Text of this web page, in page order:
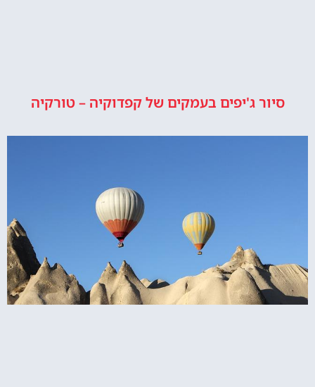
סיור ג'יפים בעמקים של קפדוקיה – טורקיה